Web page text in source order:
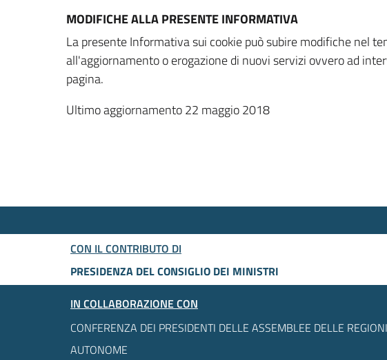
MODIFICHE ALLA PRESENTE INFORMATIVA
La presente Informativa sui cookie può subire modifiche nel
all'aggiornamento o erogazione di nuovi servizi ovvero ad
pagina.
Ultimo aggiornamento 22 maggio 2018
CON IL CONTRIBUTO DI
PRESIDENZA DEL CONSIGLIO DEI MINISTRI
IN COLLABORAZIONE CON
CONFERENZA DEI PRESIDENTI DELLE ASSEMBLEE DELLE
AUTONOME